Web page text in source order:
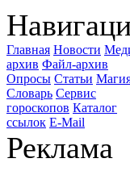
Главная Новости
архив Файл-архив
Опросы Статьи
Словарь Сервис
гороскопов Каталог
ссылок E-Mail
Реклама